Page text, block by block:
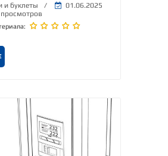
и буклеты /
01.06.2025